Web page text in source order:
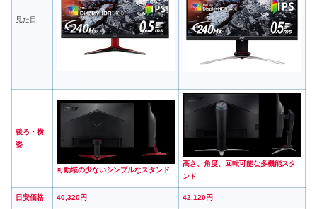
見た目
後ろ・横
姿
可動域の少ないシンプルなスタンド
高さ、角度、回転可能な多機能スタ
ンド
目安価格 40 ,320円 42,120円